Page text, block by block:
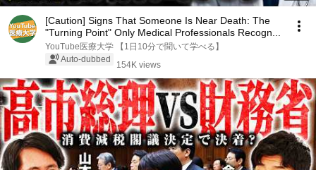
[Caution] Signs That Someone Is Near Death: The
"Turning Point" Only Medical Professionals Recogn...
YouTube医療大学 【1日10分で聞いて学べる】
Auto-dubbed
154K views